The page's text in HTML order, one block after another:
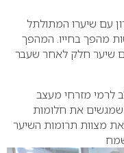
עם שיערו המתולתל
מהפך בחייו. המהפך
שיער חלק לאחר שעבר
לרמי מזרחי מעצב
את חלומות
מצוות תרומות השיער